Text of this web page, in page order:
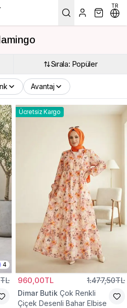
TR
Sırala: Popüler
Avantaj
4
Ücretsiz Kargo
960,00TL 1.477,50TL
Dimar Butik Çok Renkli
Çiçek Desenli Bahar Elbise